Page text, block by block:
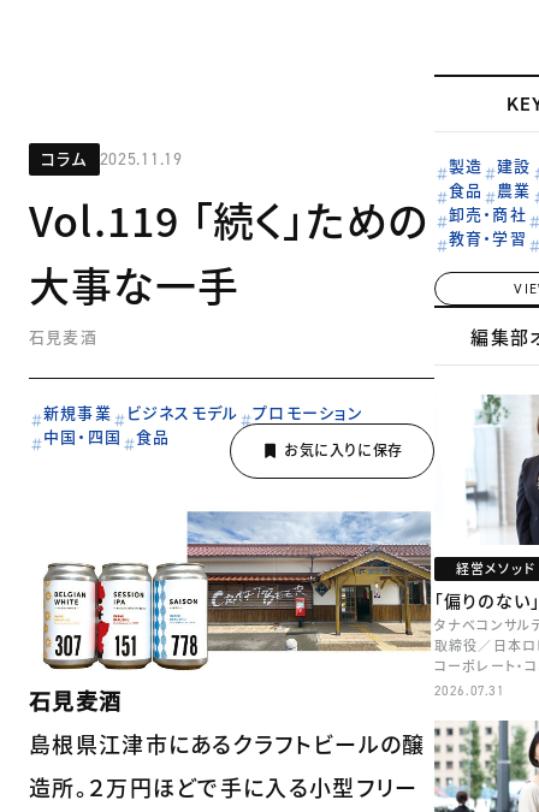
コラム 2025.11.19
Vol.119 「続く」ための
大事な一手
石見麦酒
新規事業 ビジネスモデル
プロモーション
中国・四国
食品
石見麦酒
島根県江津市にあるクラフトビールの醸
造所。２万円ほどで手に入る小型フリー
製造
建設
食品
農業
卸売・商社
教育・学習
編集部
経営メソッド
「偏りのな
タナベコンサル
取締役／日本
コーポレート・
本部長／キャリ
2026.07.31